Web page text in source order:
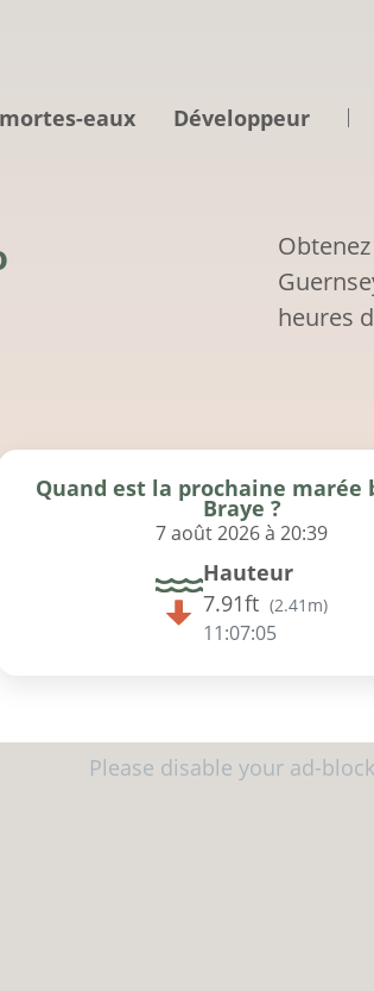
eaux Développeur
heures
Quand est la prochaine marée
Braye ?
7 août 2026 à 20:39
Hauteur
7.91ft (2.41m)
11:07:04